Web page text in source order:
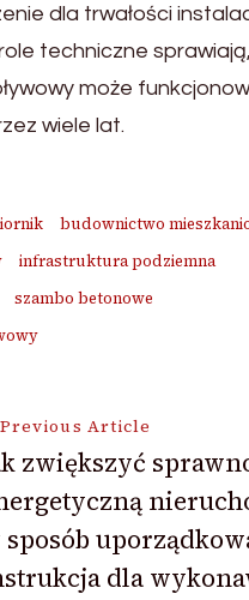
dla trwałości
techniczne
może
wiele lat.
budownictwo
infrastruktura podziemna
szambo betonowe
Previous Article
zwiększyć
sposób
dla